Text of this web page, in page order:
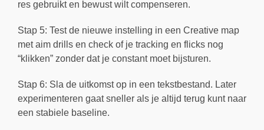
res gebruikt en bewust wilt compenseren.
Stap 5: Test de nieuwe instelling in een Creative map
met aim drills en check of je tracking en flicks nog
“klikken” zonder dat je constant moet bijsturen.
Stap 6: Sla de uitkomst op in een tekstbestand. Later
experimenteren gaat sneller als je altijd terug kunt naar
een stabiele baseline.